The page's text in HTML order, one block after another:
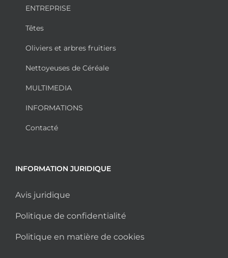
ENTREPRISE
Têtes
Oliviers et arbres fruitiers
Nettoyeuses de Céréale
MULTIMEDIA
INFORMATIONS
Contacté
INFORMATION JURIDIQUE
Avis juridique
Politique de confidentialité
Politique en matière de cookies